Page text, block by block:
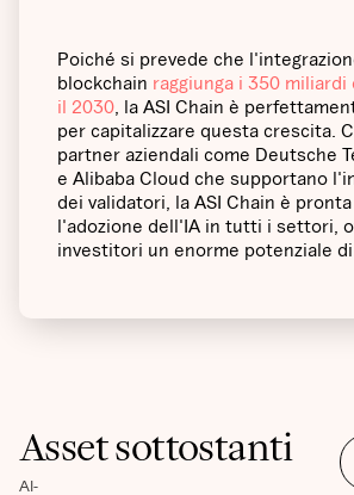
Poiché si prevede che
blockchain raggiunga i 350
il 2030 , la ASI Chain è
per capitalizzare questa crescita.
partner aziendali come Deutsche
e Alibaba Cloud che supportano
dei validatori, la ASI Chain è
l'adozione dell'IA in tutti i settori,
investitori un enorme potenziale di
Asset sottostanti
Al-